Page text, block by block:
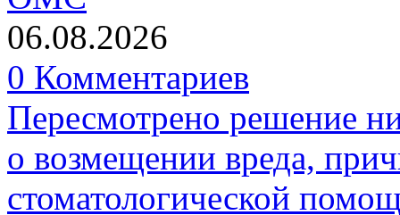
06.08.2026
0 Комментариев
Пересмотрено решение
о возмещении вреда,
стоматологической